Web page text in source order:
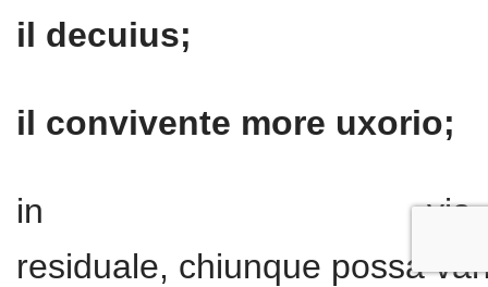
il decuius;
il convivente more uxorio;
in via
residuale, chiunque possa